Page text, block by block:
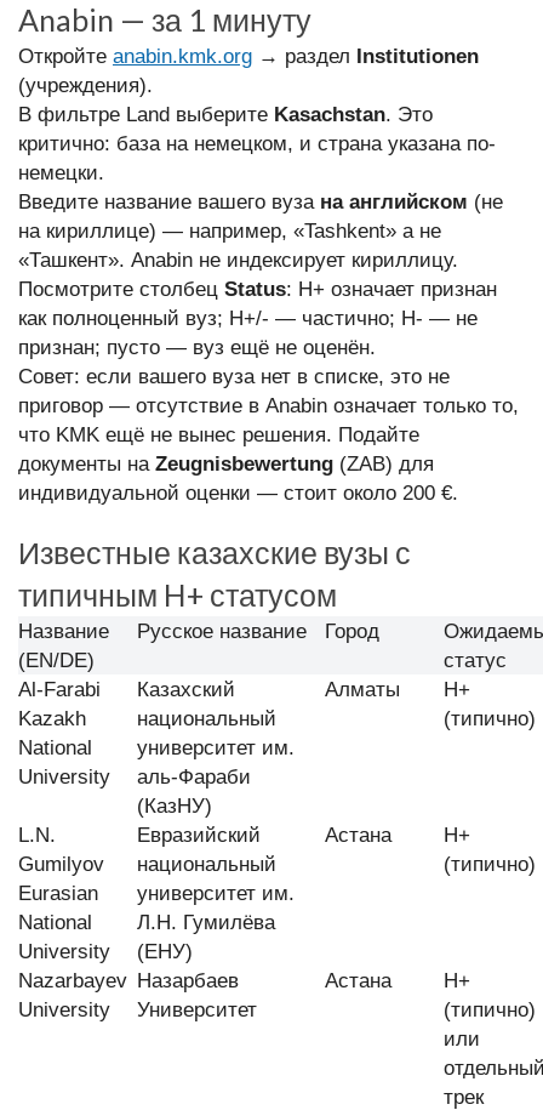
Anabin — за 1 минуту
Откройте anabin.kmk.org → раздел Institutionen
(учреждения).
В фильтре Land выберите Kasachstan. Это
критично: база на немецком, и страна указана по-
немецки.
Введите название вашего вуза на английском (не
на кириллице) — например, «Tashkent» а не
«Ташкент». Anabin не индексирует кириллицу.
Посмотрите столбец Status: H+ означает признан
как полноценный вуз; H+/- — частично; H- — не
признан; пусто — вуз ещё не оценён.
Совет: если вашего вуза нет в списке, это не
приговор — отсутствие в Anabin означает только то,
что KMK ещё не вынес решения. Подайте
документы на Zeugnisbewertung (ZAB) для
индивидуальной оценки — стоит около 200 €.
Известные казахские вузы с
типичным H+ статусом
Название
(EN/DE)
Русское название Город
статус
Al-Farabi
Kazakh
National
University
Казахский
национальный
университет им.
аль-Фараби
(КазНУ)
Алматы
H+
(типично)
L.N.
Gumilyov
Eurasian
National
University
Евразийский
национальный
университет им.
Л.Н. Гумилёва
(ЕНУ)
Астана
H+
(типично)
Nazarbayev
University
Назарбаев
Университет
Астана
H+
(типично)
или
трек